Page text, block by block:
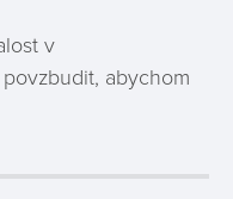
v
abychom